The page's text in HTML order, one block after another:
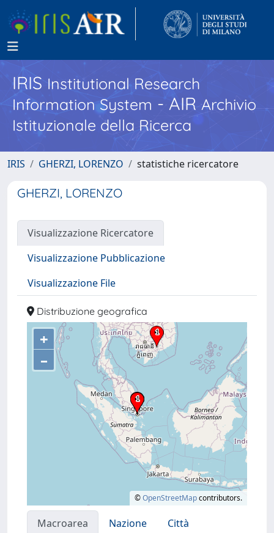
IRISInstitutional Research
Information System - AIR Archivio
Istituzionale della Ricerca
IRIS GHERZI, LORENZO statistiche ricercatore
GHERZI, LORENZO
Visualizzazione Ricercatore
Visualizzazione Pubblicazione
Visualizzazione File
Distribuzione geografica
+
–
©OpenStreetMapcontributors.
Macroarea Nazione
Città